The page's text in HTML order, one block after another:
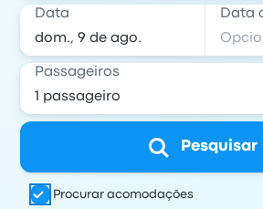
Data Data
Passageiros
Pesquisar
Procurar acomodações